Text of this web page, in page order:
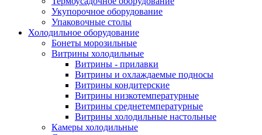
Укупорочное оборудование
Упаковочные столы
Холодильное оборудование
Бонеты морозильные
Витрины холодильные
Витрины - прилавки
Витрины и охлаждаемые подносы
Витрины кондитерские
Витрины низкотемпературные
Витрины среднетемпературные
Витрины холодильные настольные
Камеры холодильные